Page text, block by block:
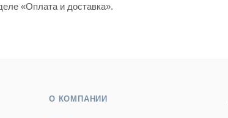
«Оплата и доставка».
О КОМПАНИИ